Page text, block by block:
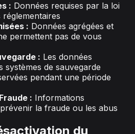
: Données requises par la loi
: Données agrégées et
permettent pas de vous
: Les données
systèmes de sauvegarde
pendant une période
: Informations
la fraude ou les abus
du